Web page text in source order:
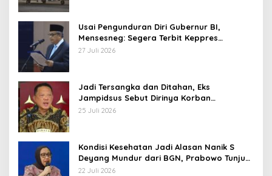
Usai Pengunduran Diri Gubernur BI,
Mensesneg: Segera Terbit Keppres
Pemberhentian dengan Hormat
27 Juli 2026
Jadi Tersangka dan Ditahan, Eks
Jampidsus Sebut Dirinya Korban
Kriminalisasi
25 Juli 2026
Kondisi Kesehatan Jadi Alasan Nanik S
Deyang Mundur dari BGN, Prabowo Tunjuk
Wamentan Sudaryono
22 Juli 2026